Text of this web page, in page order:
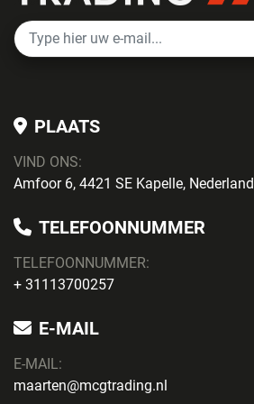
PLAATS
VIND ONS:
Amfoor 6, 4421 SE Kapelle, Nederland
TELEFOONNUMMER
TELEFOONNUMMER:
+ 31113700257
E-MAIL
E-MAIL:
maarten@mcgtrading.nl